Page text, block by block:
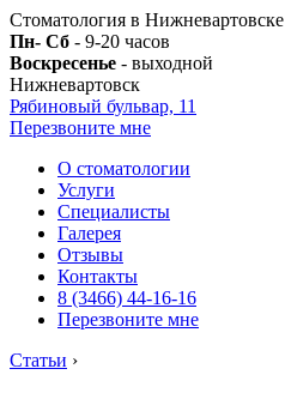
Стоматология в Нижневартовске
Пн- Сб - 9-20 часов
Воскресенье - выходной
Нижневартовск
Рябиновый бульвар, 11
Перезвоните мне
О стоматологии
Услуги
Специалисты
Галерея
Отзывы
Контакты
8 (3466) 44-16-16
Перезвоните мне
Статьи ›